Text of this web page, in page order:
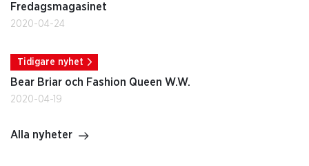
Fredagsmagasinet
2020-04-24
Tidigare nyhet
Bear Briar och Fashion Queen W.W.
2020-04-19
Alla nyheter